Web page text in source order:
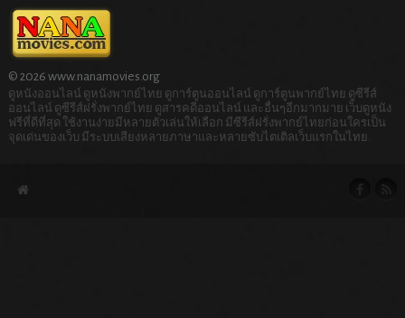
© 2026 www.nanamovies.org
ดูหนังออนไลน์ ดูหนังพากย์ไทย ดูการ์ตูนออนไลน์ ดูการ์ตูนพากย์ไทย ดูซีรีส์
ออนไลน์ ดูซีรีส์ฝรั่งพากย์ไทย ดูสารคดีออนไลน์ และอื่นๆอีกมากมาย เว็บดูหนัง
ฟรีที่ดีที่สุด ใช้งานง่ายมีหลายตัวเล่นให้เลือก มีซีรีส์ฝรั่งพากย์ไทยก่อนใครเป็น
จุดเด่นของเว็บ มีระบบเสียงหลายภาษาและหลายซับไตเติลเว็บแรกในไทย.